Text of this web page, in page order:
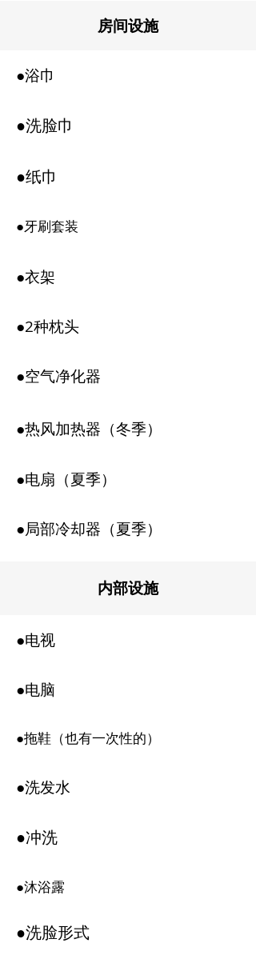
房间设施
●浴巾
●洗脸巾
●纸巾
●牙刷套装
●衣架
●2种枕头
●空气净化器
●热风加热器（冬季）
●电扇（夏季）
●局部冷却器（夏季）
内部设施
●电视
●电脑
●拖鞋（也有一次性的）
●洗发水
●冲洗
●沐浴露
●洗脸形式